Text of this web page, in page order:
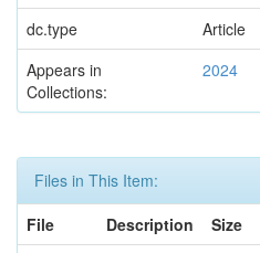
dc.type
Article
Appears in
Collections:
2024
Files in This Item:
File
Description Size